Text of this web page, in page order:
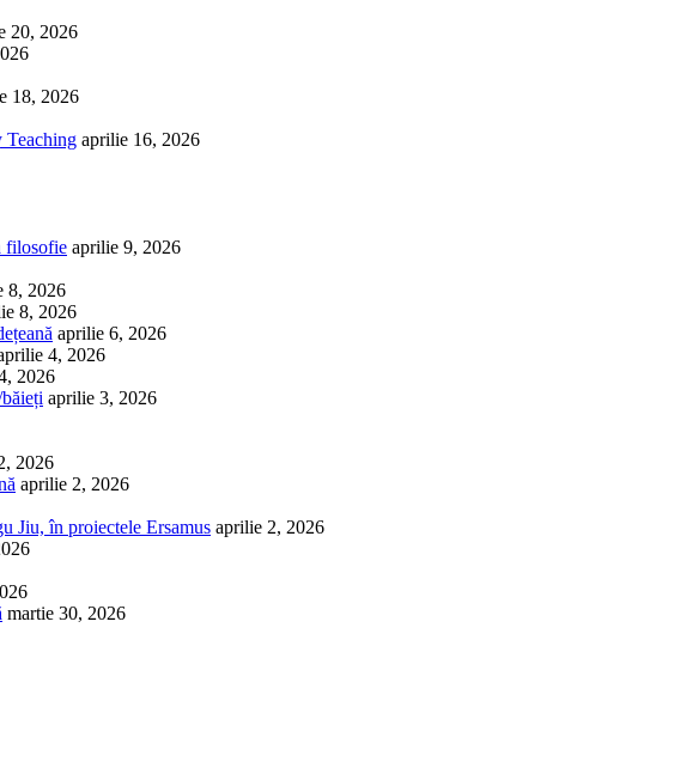
20, 2026
18, 2026
aprilie 16, 2026
filosofie aprilie 9, 2026
8, 2026
8, 2026
aprilie 6, 2026
4, 2026
2026
aprilie 3, 2026
2026
aprilie 2, 2026
în proiectele Ersamus aprilie 2, 2026
martie 30, 2026